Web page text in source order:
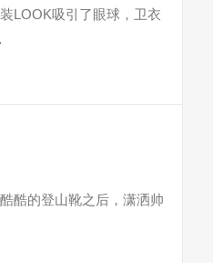
LOOK吸引了眼球，卫衣
酷的登山靴之后，潇洒帅